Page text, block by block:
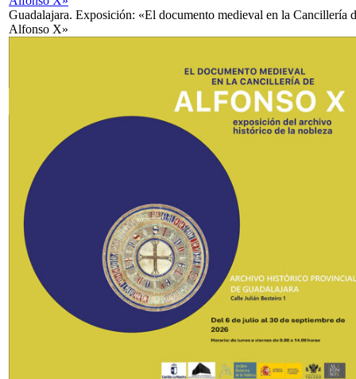
Guadalajara. Exposición: «El documento medieval en la Cancillería
Alfonso X»